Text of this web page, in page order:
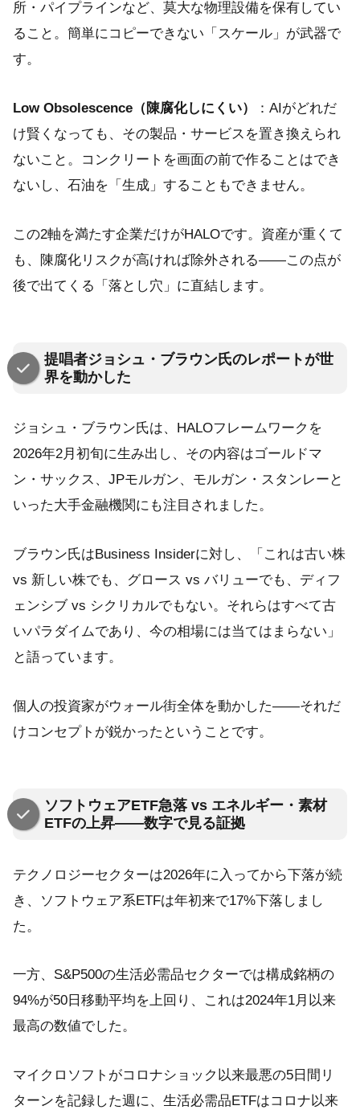
所・パイプラインなど、莫大な物理設備を保有してい
ること。簡単にコピーできない「スケール」が武器で
す。
Low Obsolescence（陳腐化しにくい）
：AIがどれだ
け賢くなっても、その製品・サービスを置き換えられ
ないこと。コンクリートを画面の前で作ることはでき
ないし、石油を「生成」することもできません。
この2軸を満たす企業だけがHALOです。資産が重くて
も、陳腐化リスクが高ければ除外される——この点が
後で出てくる「落とし穴」に直結します。
提唱者ジョシュ・ブラウン氏のレポートが世
界を動かした
ジョシュ・ブラウン氏は、HALOフレームワークを
2026年2月初旬に生み出し、その内容はゴールドマ
ン・サックス、JPモルガン、モルガン・スタンレーと
いった大手金融機関にも注目されました。
ブラウン氏はBusiness Insiderに対し、「これは古い株
vs 新しい株でも、グロース vs バリューでも、ディフ
ェンシブ vs シクリカルでもない。それらはすべて古
いパラダイムであり、今の相場には当てはまらない」
と語っています。
個人の投資家がウォール街全体を動かした——それだ
けコンセプトが鋭かったということです。
ソフトウェアETF急落 vs エネルギー・素材
ETFの上昇——数字で見る証拠
テクノロジーセクターは2026年に入ってから下落が続
き、ソフトウェア系ETFは年初来で17%下落しまし
た。
一方、S&P500の生活必需品セクターでは構成銘柄の
94%が50日移動平均を上回り、これは2024年1月以来
最高の数値でした。
マイクロソフトがコロナショック以来最悪の5日間リ
ターンを記録した週に、生活必需品ETFはコロナ以来